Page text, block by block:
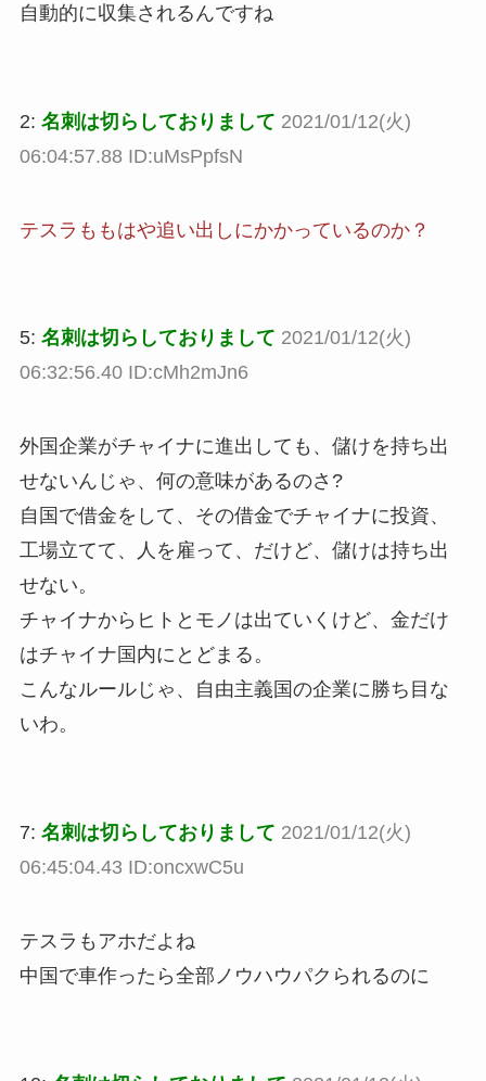
自動的に収集されるんですね
2: 名刺は切らしておりまして 2021/01/12(火)
06:04:57.88 ID:uMsPpfsN
テスラももはや追い出しにかかっているのか？
5: 名刺は切らしておりまして 2021/01/12(火)
06:32:56.40 ID:cMh2mJn6
外国企業がチャイナに進出しても、儲けを持ち出
せないんじゃ、何の意味があるのさ?
自国で借金をして、その借金でチャイナに投資、
工場立てて、人を雇って、だけど、儲けは持ち出
せない。
チャイナからヒトとモノは出ていくけど、金だけ
はチャイナ国内にとどまる。
こんなルールじゃ、自由主義国の企業に勝ち目な
いわ。
7: 名刺は切らしておりまして 2021/01/12(火)
06:45:04.43 ID:oncxwC5u
テスラもアホだよね
中国で車作ったら全部ノウハウパクられるのに